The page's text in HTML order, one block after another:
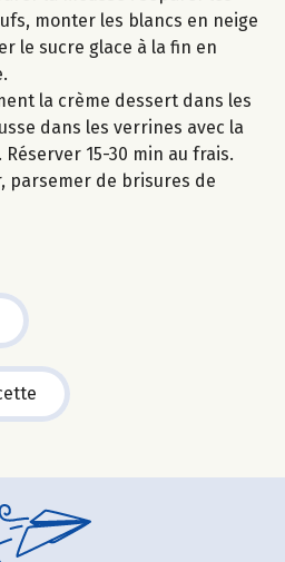
monter les blancs en neige
le sucre glace à la fin en
la crème dessert dans les
dans les verrines avec la
15-30 min au frais.
parsemer de brisures de